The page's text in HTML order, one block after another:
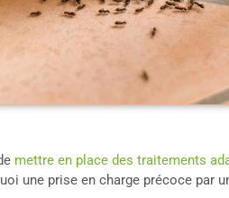
mettre en place des traitements
une prise en charge précoce par